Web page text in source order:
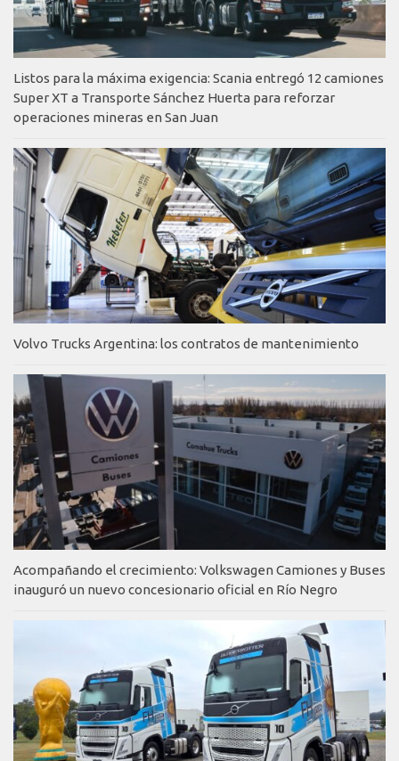
Listos para la máxima exigencia: Scania entregó 12 camiones
Super XT a Transporte Sánchez Huerta para reforzar
operaciones mineras en San Juan
Volvo Trucks Argentina: los contratos de mantenimiento
Acompañando el crecimiento: Volkswagen Camiones y Buses
inauguró un nuevo concesionario oficial en Río Negro